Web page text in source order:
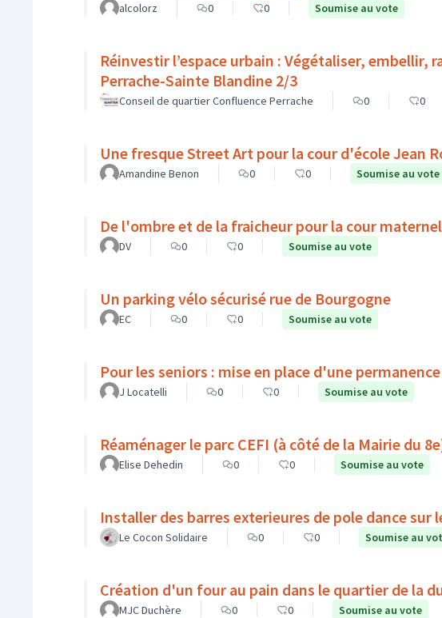
alcolorz 0 0 Soumise au vote
Réinvestir l’espace urbain : Végétaliser, embellir,
Perrache-Sainte Blandine 2/3
Conseil de quartier Confluence Perrache 0 0
Une fresque Street Art pour la cour d'école Jean
Amandine Benon 0 0 Soumise au vote
De l'ombre et de la fraicheur pour la cour
DV 0 0 Soumise au vote
Un parking vélo sécurisé rue de Bourgogne
EC 0 0 Soumise au vote
Pour les seniors : mise en place d'une
J Locatelli 0 0 Soumise au vote
Réaménager le parc CEFI (à côté de la Mairie du
Elise Dehedin 0 0 Soumise au vote
Installer des barres exterieures de pole dance sur
Le Cocon Solidaire 0 0 Soumise au
Création d'un four au pain dans le quartier de la
MJC Duchère 0 0 Soumise au vote